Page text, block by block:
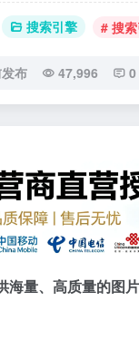
搜索引擎 # 搜
布 47,996 0
海量、高质量的图